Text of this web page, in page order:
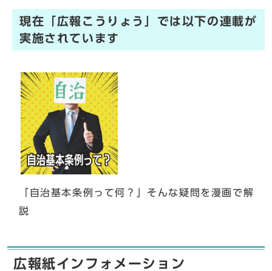
現在「広報こうりょう」では以下の連載が
実施されています
「自治基本条例って何？」そんな疑問を漫画で解
説
広報紙インフォメーション